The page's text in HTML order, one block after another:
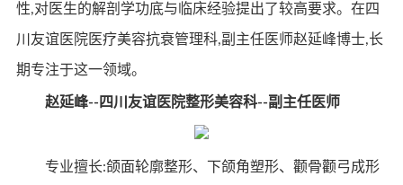
性,对医生的解剖学功底与临床经验提出了较高要求。在四
川友谊医院医疗美容抗衰管理科,副主任医师赵延峰博士,长
期专注于这一领域。
赵延峰-- 四川友谊医院整形美容科--副主任医师
专业擅长:颌面轮廓整形、下颌角塑形、颧骨颧弓成形